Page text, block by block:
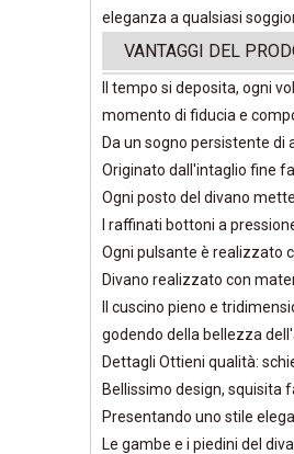
eleganza a qualsiasi
VANTAGGI DEL
Il tempo si deposita, ogni
momento di fiducia e
Da un sogno persistente
Originato dall'intaglio fine
Ogni posto del divano
I raffinati bottoni a
Ogni pulsante è realizzato
Divano realizzato con
Il cuscino pieno e
godendo della bellezza
Dettagli Ottieni qualità:
Bellissimo design, squisita
Presentando uno stile
Le gambe e i piedini del